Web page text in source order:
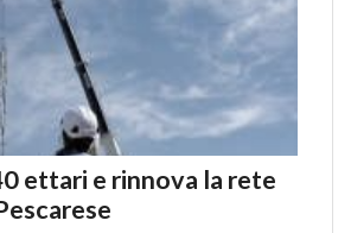
ettari e rinnova la rete